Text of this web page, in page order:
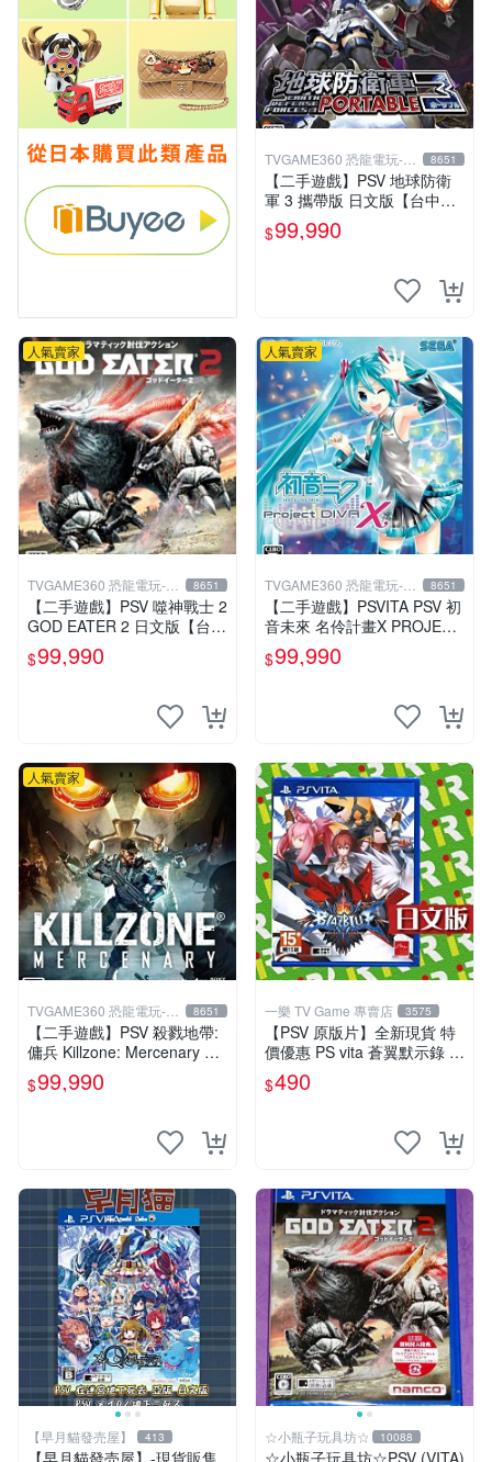
TVGAME360 恐龍電玩-台
中店
8651
【二手遊戲】PSV 地球防衛
軍 3 攜帶版 日文版【台中恐
龍電玩】
$99,990
人氣賣家
TVGAME360 恐龍電玩-台
中店
8651
【二手遊戲】PSV 噬神戰士 2
GOD EATER 2 日文版【台中
恐龍電玩】
$99,990
人氣賣家
TVGAME360 恐龍電玩-台
中店
8651
【二手遊戲】PSVITA PSV 初
音未來 名伶計畫X PROJECT
DIVA X 日文版【台中恐龍電
玩】
$99,990
人氣賣家
TVGAME360 恐龍電玩-台
中店
8651
【二手遊戲】PSV 殺戮地帶:
傭兵 Killzone: Mercenary 中
文版【台中恐龍電玩】
$99,990
一樂 TV Game 專賣店 3575
【PSV 原版片】全新現貨 特
價優惠 PS vita 蒼翼默示錄 時
間幻象 BBCP 亞日版 日文版
【台中一樂電玩】
$490
【早月貓發売屋】 413 ☆小瓶子玩具坊☆ 10088